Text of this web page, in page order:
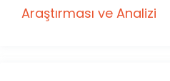
Araştırması ve Analizi